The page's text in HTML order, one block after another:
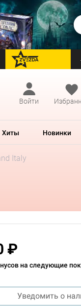
перейти на Zvezda
Войти
Хиты Новинки
Italy
₽
на следующие
Уведомить о